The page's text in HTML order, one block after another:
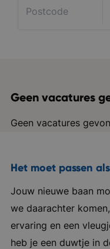
Geen vacatures
Geen vacatures
Het moet passen
Jouw nieuwe baan
we daarachter
ervaring en een
heb je een duwtje in